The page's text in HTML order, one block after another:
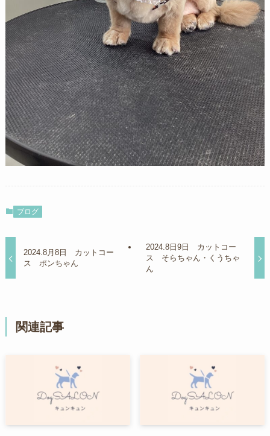
ブログ
2024.8月8日 カットコー
ス ポンちゃん
2024.8日9日 カットコー
ス そらちゃん・くうちゃ
ん
関連記事